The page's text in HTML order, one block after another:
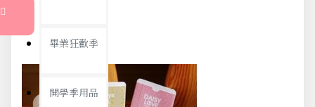
畢業狂歡季
開學季用品